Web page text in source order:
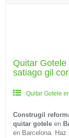
Quitar
satiago gil
Quitar Gotele
Construgil
quitar gotele en
en Barcelona. Haz